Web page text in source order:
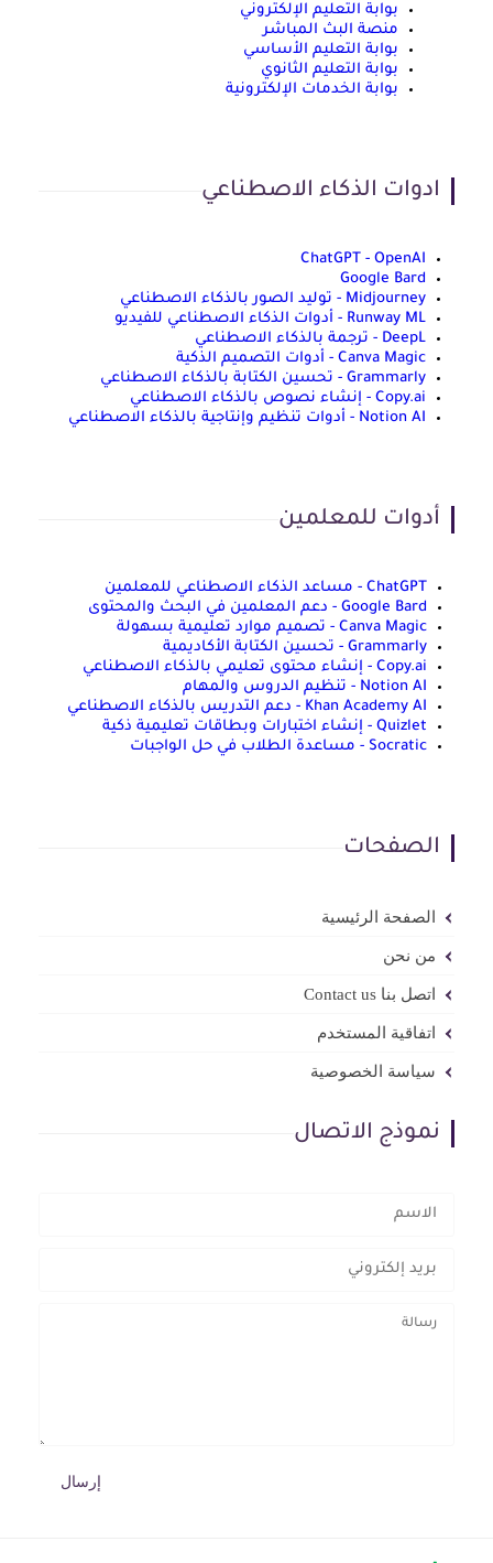
بوابة التعليم الإلكتروني
منصة البث المباشر
بوابة التعليم الأساسي
بوابة التعليم الثانوي
بوابة الخدمات الإلكترونية
ادوات الذكاء الاصطناعي
ChatGPT - OpenAI
Google Bard
Midjourney - توليد الصور بالذكاء الاصطناعي
Runway ML - أدوات الذكاء الاصطناعي للفيديو
DeepL - ترجمة بالذكاء الاصطناعي
Canva Magic - أدوات التصميم الذكية
Grammarly - تحسين الكتابة بالذكاء الاصطناعي
Copy.ai - إنشاء نصوص بالذكاء الاصطناعي
Notion AI - أدوات تنظيم وإنتاجية بالذكاء الاصطناعي
أدوات للمعلمين
ChatGPT - مساعد الذكاء الاصطناعي للمعلمين
Google Bard - دعم المعلمين في البحث والمحتوى
Canva Magic - تصميم موارد تعليمية بسهولة
Grammarly - تحسين الكتابة الأكاديمية
Copy.ai - إنشاء محتوى تعليمي بالذكاء الاصطناعي
Notion AI - تنظيم الدروس والمهام
Khan Academy AI - دعم التدريس بالذكاء الاصطناعي
Quizlet - إنشاء اختبارات وبطاقات تعليمية ذكية
Socratic - مساعدة الطلاب في حل الواجبات
الصفحات
الصفحة الرئيسية
من نحن
اتصل بنا Contact us
اتفاقية المستخدم
سياسة الخصوصية
نموذج الاتصال